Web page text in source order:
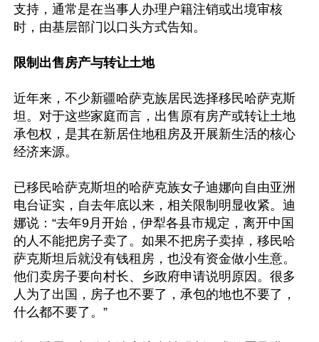
支持，通常是在当事人办理户籍注销或出境审核
时，由基层部门以口头方式告知。
限制出售房产与转让土地
近年来，不少新疆哈萨克族居民选择移民哈萨克斯
坦。对于这些家庭而言，出售原有房产或转让土地
承包权，是其在新居住地租房及开展新生活的核心
经济来源。
已移民哈萨克斯坦的哈萨克族女子迪娜向自由亚洲
电台证实，自去年底以来，相关限制明显收紧。迪
娜说：“去年9月开始，伊犁各县市规定，离开中国
的人不能把房子卖了。如果不把房子卖掉，移民哈
萨克斯坦后就没有钱租房，也没有资金做小生意。
他们卖房子要向村长、乡政府申请说明原因。很多
人为了出国，房子也不要了，承包的地也不要了，
什么都不要了。”